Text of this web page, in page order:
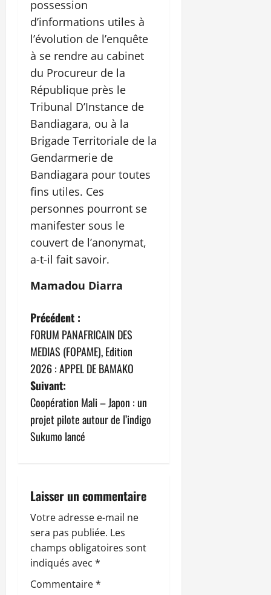
possession
d’informations utiles à
l’évolution de l’enquête
à se rendre au cabinet
du Procureur de la
République près le
Tribunal D’Instance de
Bandiagara, ou à la
Brigade Territoriale de la
Gendarmerie de
Bandiagara pour toutes
fins utiles. Ces
personnes pourront se
manifester sous le
couvert de l’anonymat,
a-t-il fait savoir.
Mamadou Diarra
N
a
v
i
g
a
i
o
n
d
Précédent :
FORUM PANAFRICAIN DES
MEDIAS (FOPAME), Edition
2026 : APPEL DE BAMAKO
Suivant:
Coopération Mali – Japon : un
projet pilote autour de l’indigo
Sukumo lancé
Laisser un commentaire
Votre adresse e-mail ne
sera pas publiée. Les
champs obligatoires sont
indiqués avec *
Commentaire*